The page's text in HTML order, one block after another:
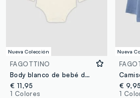
Nueva Colección
FAGOTTINO
Body blanco de bebé de algodón orgánico acanalado con estampado Disney 101 Dálmatas
€ 11,95
1 Colores
Nueva
€ 9,95
1